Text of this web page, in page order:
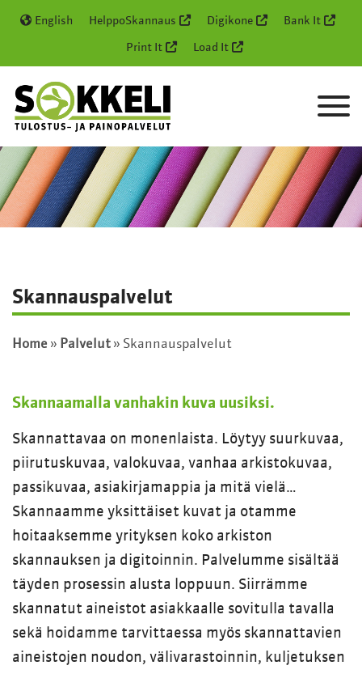
English HelppoSkannaus Digikone Bank It
Print It Load It
Skannauspalvelut
Home » Palvelut » Skannauspalvelut
Skannaamalla vanhakin kuva uusiksi.
Skannattavaa on monenlaista. Löytyy suurkuvaa,
piirutuskuvaa, valokuvaa, vanhaa arkistokuvaa,
passikuvaa, asiakirjamappia ja mitä vielä…
Skannaamme yksittäiset kuvat ja otamme
hoitaaksemme yrityksen koko arkiston
skannauksen ja digitoinnin. Palvelumme sisältää
täyden prosessin alusta loppuun. Siirrämme
skannatut aineistot asiakkaalle sovitulla tavalla
sekä hoidamme tarvittaessa myös skannattavien
aineistojen noudon, välivarastoinnin, kuljetuksen